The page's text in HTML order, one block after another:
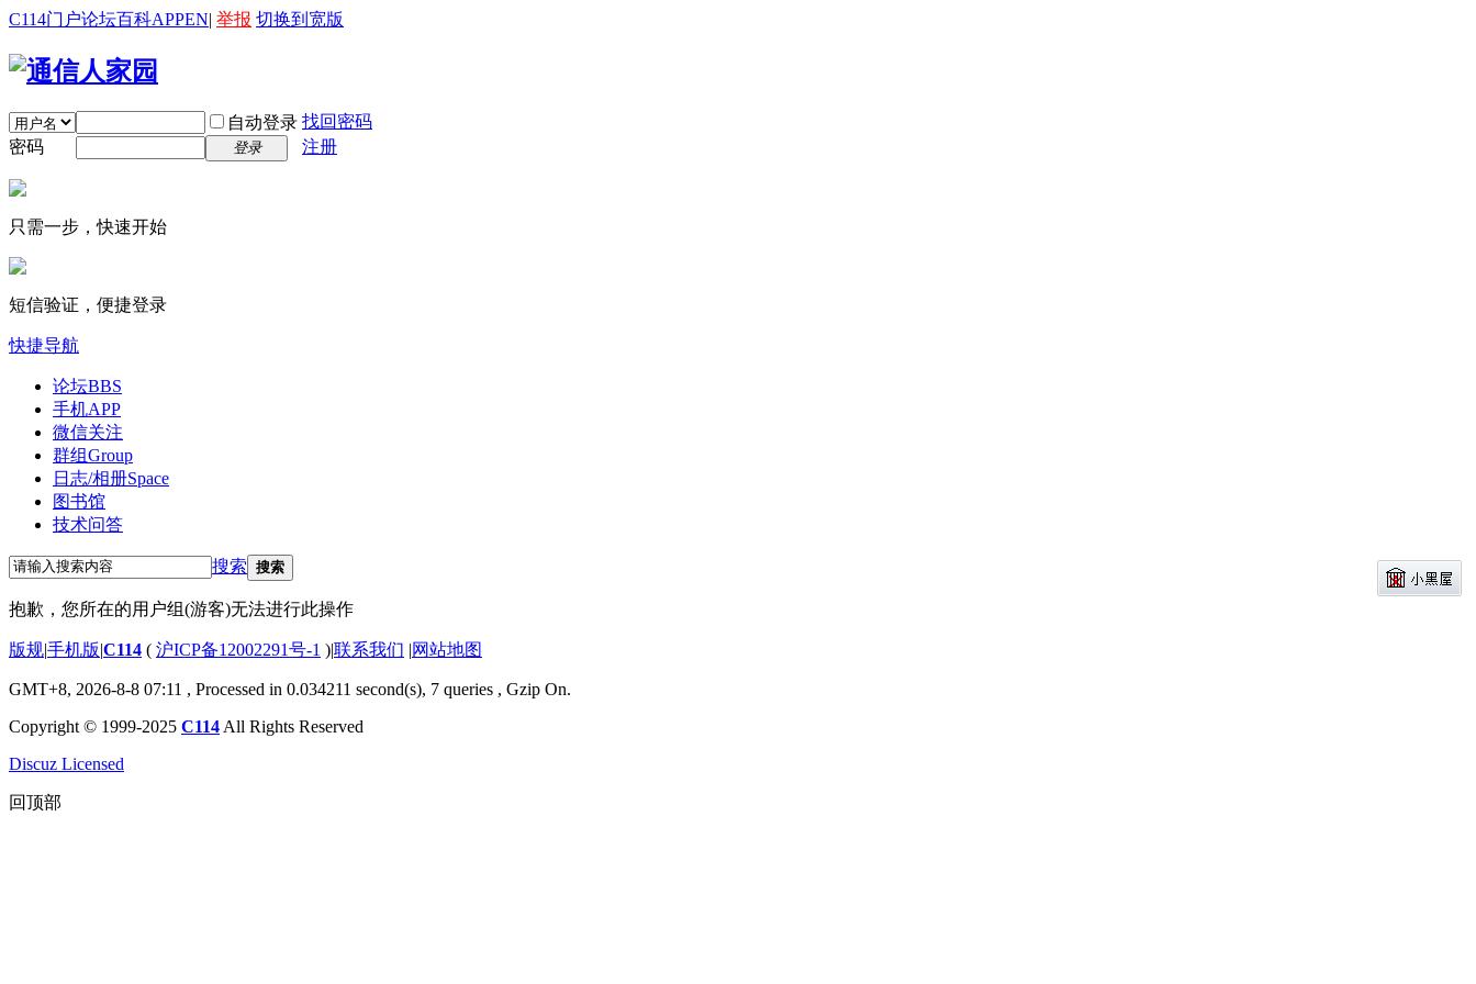
C114门户论坛百科APPEN| 举报 切换到宽版
自动登录 找回密码
密码
登录 注册
只需一步，快速开始
短信验证，便捷登录
快捷导航
论坛BBS
手机APP
微信关注
群组Group
日志/相册Space
图书馆
技术问答
搜索 搜索
抱歉，您所在的用户组(游客)无法进行此操作
版规|手机版|C114 ( 沪ICP备12002291号-1 )|联系我们 |网站地图
GMT+8, 2026-8-8 07:11 , Processed in 0.034211 second(s), 7 queries , Gzip On.
Copyright © 1999-2025 C114 All Rights Reserved
Discuz Licensed
回顶部